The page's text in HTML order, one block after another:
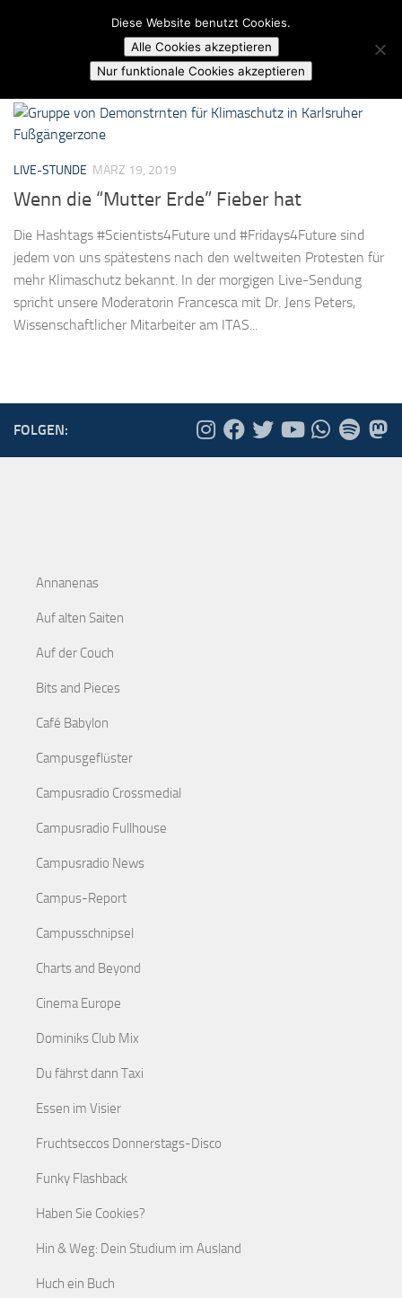
Skip to content
Campusradio Karlsruhe
MARKIERT:SCIENTISTS4FUTURE
LIVE-STUNDE MÄRZ 19, 2019
Wenn die “Mutter Erde” Fieber hat
Die Hashtags #Scientists4Future und #Fridays4Future sind
jedem von uns spätestens nach den weltweiten Protesten für
mehr Klimaschutz bekannt. In der morgigen Live-Sendung
spricht unsere Moderatorin Francesca mit Dr. Jens Peters,
Wissenschaftlicher Mitarbeiter am ITAS...
FOLGEN:
Annanenas
Auf alten Saiten
Auf der Couch
Bits and Pieces
Café Babylon
Campusgeflüster
Campusradio Crossmedial
Campusradio Fullhouse
Campusradio News
Campus-Report
Campusschnipsel
Charts and Beyond
Cinema Europe
Dominiks Club Mix
Du fährst dann Taxi
Essen im Visier
Fruchtseccos Donnerstags-Disco
Funky Flashback
Haben Sie Cookies?
Hin & Weg: Dein Studium im Ausland
Huch ein Buch
Diese Website benutzt Cookies.
Alle Cookies akzeptieren
Nur funktionale Cookies akzeptieren